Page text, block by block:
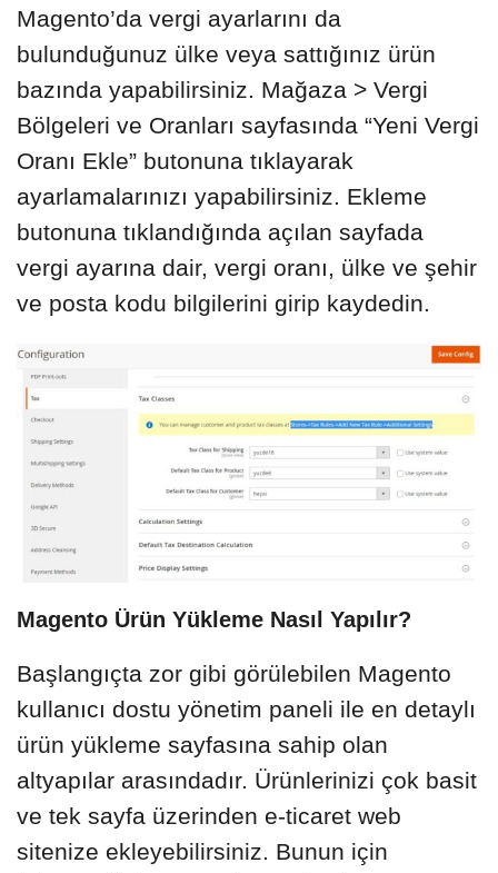
Magento’da vergi ayarlarını da
bulunduğunuz ülke veya sattığınız ürün
bazında yapabilirsiniz. Mağaza > Vergi
Bölgeleri ve Oranları sayfasında “Yeni Vergi
Oranı Ekle” butonuna tıklayarak
ayarlamalarınızı yapabilirsiniz. Ekleme
butonuna tıklandığında açılan sayfada
vergi ayarına dair, vergi oranı, ülke ve şehir
ve posta kodu bilgilerini girip kaydedin.
Magento Ürün Yükleme Nasıl Yapılır?
Başlangıçta zor gibi görülebilen Magento
kullanıcı dostu yönetim paneli ile en detaylı
ürün yükleme sayfasına sahip olan
altyapılar arasındadır. Ürünlerinizi çok basit
ve tek sayfa üzerinden e-ticaret web
sitenize ekleyebilirsiniz. Bunun için